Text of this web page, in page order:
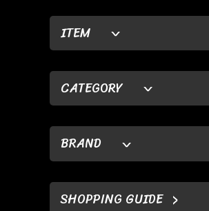
ITEM
CATEGORY
BRAND
SHOPPING GUIDE